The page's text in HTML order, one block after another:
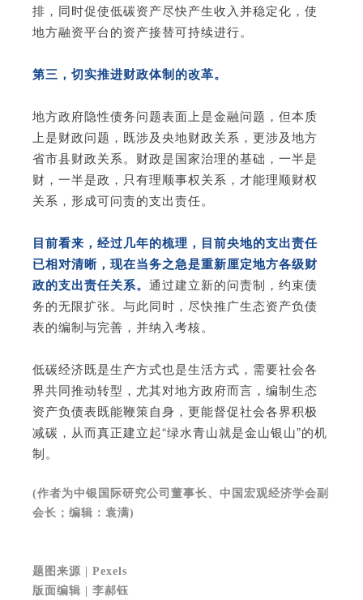
排，同时促使低碳资产尽快产生收入并稳定化，使
地方融资平台的资产接替可持续进行。
第三，切实推进财政体制的改革。
地方政府隐性债务问题表面上是金融问题，但本质
上是财政问题，既涉及央地财政关系，更涉及地方
省市县财政关系。财政是国家治理的基础，一半是
财，一半是政，只有理顺事权关系，才能理顺财权
关系，形成可问责的支出责任。
目前看来，经过几年的梳理，目前央地的支出责任
已相对清晰，现在当务之急是重新厘定地方各级财
政的支出责任关系。通过建立新的问责制，约束债
务的无限扩张。与此同时，尽快推广生态资产负债
表的编制与完善，并纳入考核。
低碳经济既是生产方式也是生活方式，需要社会各
界共同推动转型，尤其对地方政府而言，编制生态
资产负债表既能鞭策自身，更能督促社会各界积极
减碳，从而真正建立起“绿水青山就是金山银山”的机
制。
(作者为中银国际研究公司董事长、中国宏观经济学会副
会长；编辑：袁满)
题图来源 | Pexels
版面编辑 | 李郝钰